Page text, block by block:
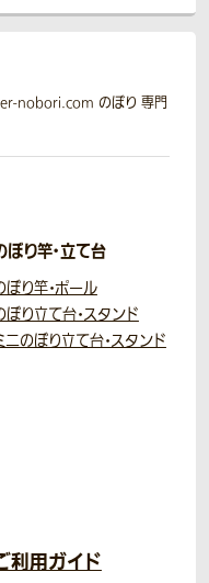
nobori.com のぼり 専門
ぼり竿・立て台
ぼり竿・ポール
ぼり立て台・スタンド
ニのぼり立て台・スタンド
利用ガイド